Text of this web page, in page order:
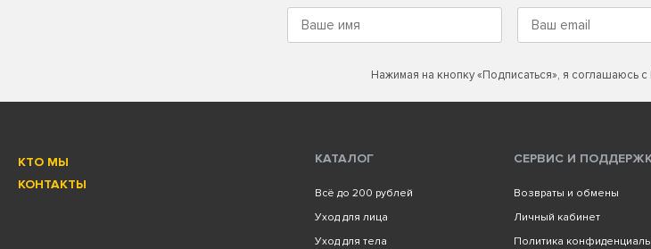
Нажимая на кнопку «Подписаться», я соглашаюсь с
КТО МЫ
КОНТАКТЫ
КАТАЛОГ
Всё до 200 рублей
Уход для лица
Уход для тела
СЕРВИС И
Возвраты и обмены
Личный кабинет
Политика